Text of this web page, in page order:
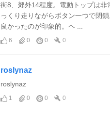
街8、郊外14程度。電動トップは非
っくり走りながらボタン一つで閉
良かったのが印象的。ヘ ...
6 0 0 0
roslynaz
roslynaz
1 0 0 0